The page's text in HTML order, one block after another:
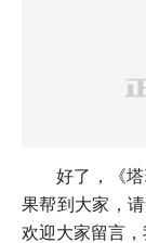
好了，《
果帮到大家，
欢迎大家留言，